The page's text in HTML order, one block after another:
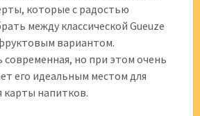
которые с радостью
между классической Gueuze
вариантом.
современная, но при этом очень
его идеальным местом для
карты напитков.